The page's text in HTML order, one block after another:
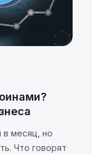
в месяц, но
Что говорят